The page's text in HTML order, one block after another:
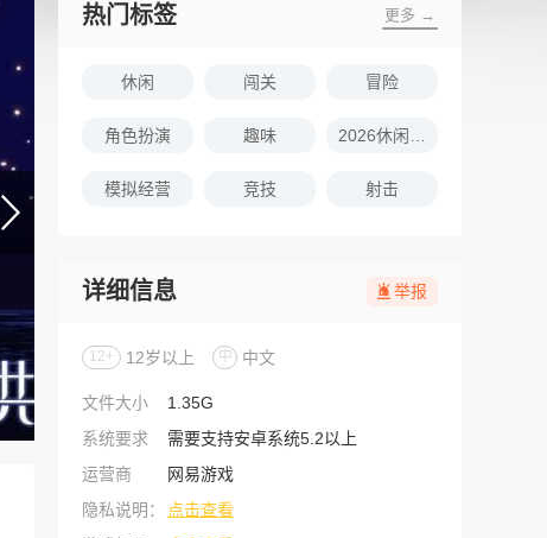
热门标签 更多 →
休闲 闯关 冒险
角色扮演 趣味
模拟经营 竞技 射击
详细信息 举报
12+ 12岁以上 中 中文
文件大小
1.35G
系统要求
需要支持安卓系统5.2以上
运营商
网易游戏
隐私说明：
点击查看